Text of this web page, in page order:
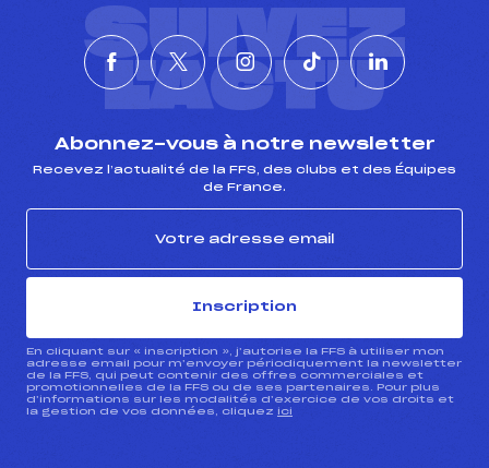
SUIVEZ
L'ACTU
Abonnez-vous à notre newsletter
Recevez l’actualité de la FFS, des clubs et des Équipes
de France.
Inscription
En cliquant sur « inscription », j’autorise la FFS à utiliser mon
adresse email pour m’envoyer périodiquement la newsletter
de la FFS, qui peut contenir des offres commerciales et
promotionnelles de la FFS ou de ses partenaires. Pour plus
d’informations sur les modalités d’exercice de vos droits et
la gestion de vos données, cliquez ici